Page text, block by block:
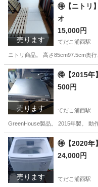
沖縄 うるま市 てだこ浦西
売ります
🉐【ニトリ
オ
15,000円
てだこ浦西駅
ニトリ商品。 高さ85cm97.5cm奥
沖縄 うるま市 てだこ浦西
売ります
🉐【2015年
500円
てだこ浦西駅
GreenHouse製品。 2015年製。 動
沖縄 うるま市 てだこ浦西
リモコン
売ります
🉐【2020年
24,000円
てだこ浦西駅